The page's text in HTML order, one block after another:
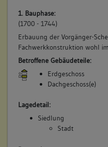
1. Bauphase:
(1700 - 1744)
Erbauung der Vorgänger-
Fachwerkkonstruktion wohl
Betroffene Gebäudeteile:
Erdgeschoss
Dachgeschoss(e)
Lagedetail:
Siedlung
Stadt